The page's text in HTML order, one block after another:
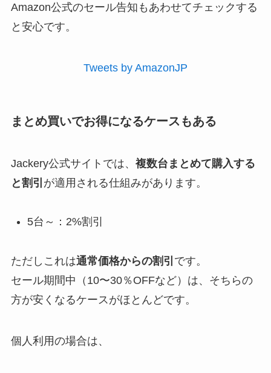
Amazon公式のセール告知もあわせてチェックする
と安心です。
Tweets by AmazonJP
まとめ買いでお得になるケースもある
Jackery公式サイトでは、 複数台まとめて購入する
と割引 が適用される仕組みがあります。
5台～：2%割引
ただしこれは通常価格からの割引 です。
セール期間中（10〜30％OFFなど）は、そちらの
方が安くなるケースがほとんどです。
個人利用の場合は、